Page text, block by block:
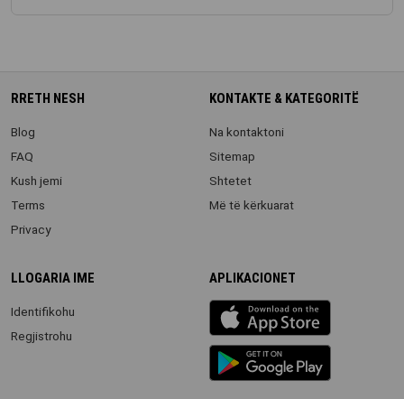
RRETH NESH
Blog
FAQ
Kush jemi
Terms
Privacy
KONTAKTE & KATEGORITË
Na kontaktoni
Sitemap
Shtetet
Më të kërkuarat
LLOGARIA IME
Identifikohu
Regjistrohu
APLIKACIONET
iOS
app
Android
App